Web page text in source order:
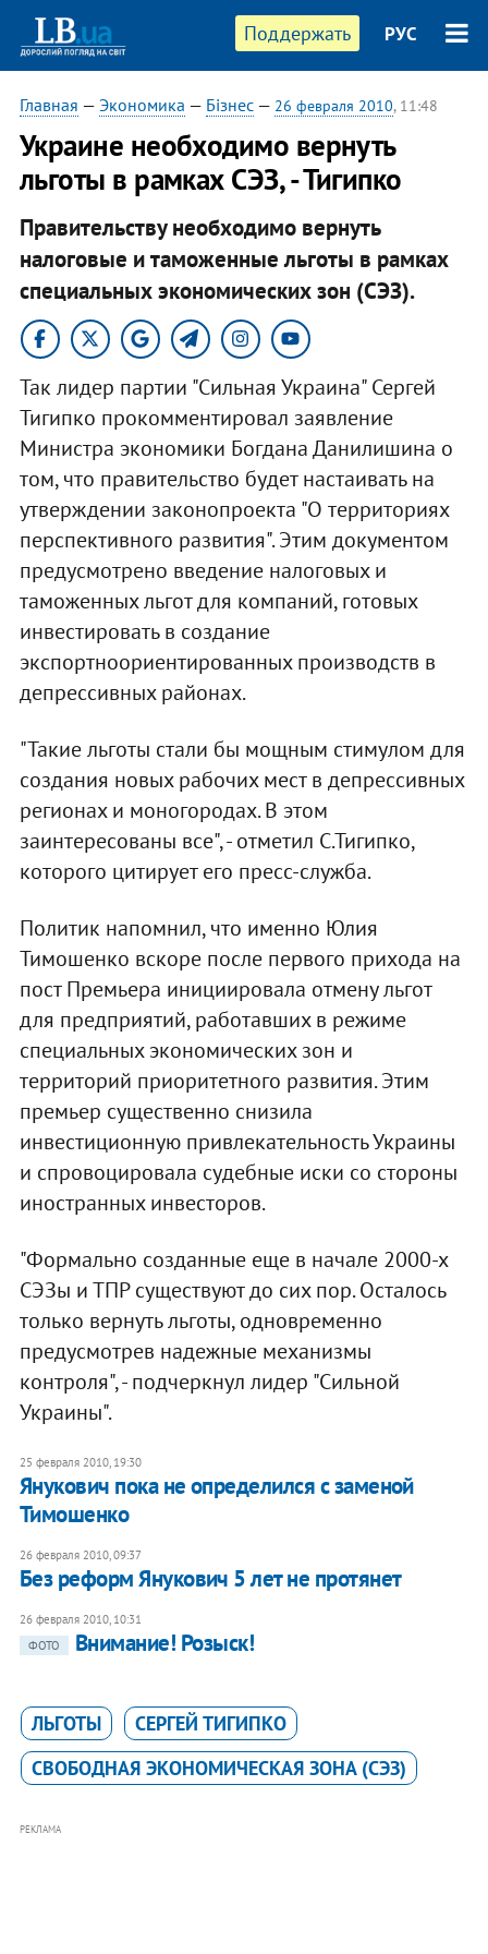
Поддержать РУС
Главная — Экономика — Бізнес— 26 февраля 2010, 11:48
Украине необходимо вернуть
льготы в рамках СЭЗ, - Тигипко
Правительству необходимо вернуть
налоговые и таможенные льготы в рамках
специальных экономических зон (СЭЗ).
Так лидер партии "Сильная Украина" Сергей
Тигипко прокомментировал заявление
Министра экономики Богдана Данилишина о
том, что правительство будет настаивать на
утверждении законопроекта "О территориях
перспективного развития". Этим документом
предусмотрено введение налоговых и
таможенных льгот для компаний, готовых
инвестировать в создание
экспортноориентированных производств в
депрессивных районах.
"Такие льготы стали бы мощным стимулом для
создания новых рабочих мест в депрессивных
регионах и моногородах. В этом
заинтересованы все", - отметил С.Тигипко,
которого цитирует его пресс-служба.
Политик напомнил, что именно Юлия
Тимошенко вскоре после первого прихода на
пост Премьера инициировала отмену льгот
для предприятий, работавших в режиме
специальных экономических зон и
территорий приоритетного развития. Этим
премьер существенно снизила
инвестиционную привлекательность Украины
и спровоцировала судебные иски со стороны
иностранных инвесторов.
"Формально созданные еще в начале 2000-х
СЭЗы и ТПР существуют до сих пор. Осталось
только вернуть льготы, одновременно
предусмотрев надежные механизмы
контроля", - подчеркнул лидер "Сильной
Украины".
25 февраля 2010, 19:30
Янукович пока не определился с заменой
Тимошенко
26 февраля 2010, 09:37
Без реформ Янукович 5 лет не протянет
26 февраля 2010, 10:31
ФОТО
Внимание! Розыск!
ЛЬГОТЫ
СЕРГЕЙ ТИГИПКО
СВОБОДНАЯ ЭКОНОМИЧЕСКАЯ ЗОНА (СЭЗ)
РЕКЛАМА